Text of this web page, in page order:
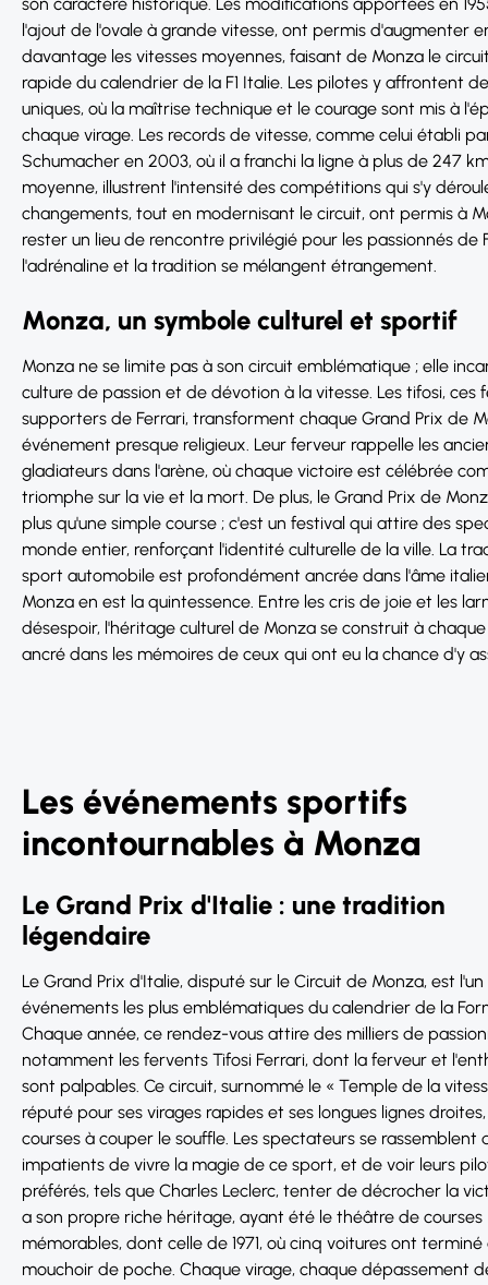
l'ajout de l'ovale à grande vitesse, ont permis d'augmenter
davantage les vitesses moyennes, faisant de Monza le
rapide du calendrier de la F1 Italie. Les pilotes y affrontent
uniques, où la maîtrise technique et le courage sont mis à
chaque virage. Les records de vitesse, comme celui établi
Schumacher en 2003, où il a franchi la ligne à plus de 247
moyenne, illustrent l'intensité des compétitions qui s'y
changements, tout en modernisant le circuit, ont permis à
rester un lieu de rencontre privilégié pour les passionnés de
l'adrénaline et la tradition se mélangent étrangement.
Monza, un symbole culturel et sportif
Monza ne se limite pas à son circuit emblématique ; elle
culture de passion et de dévotion à la vitesse. Les tifosi, ces
supporters de Ferrari, transforment chaque Grand Prix de
événement presque religieux. Leur ferveur rappelle les
gladiateurs dans l'arène, où chaque victoire est célébrée
triomphe sur la vie et la mort. De plus, le Grand Prix de
plus qu'une simple course ; c'est un festival qui attire des
monde entier, renforçant l'identité culturelle de la ville. La
sport automobile est profondément ancrée dans l'âme
Monza en est la quintessence. Entre les cris de joie et les
désespoir, l'héritage culturel de Monza se construit à
ancré dans les mémoires de ceux qui ont eu la chance d'y
Les événements sportifs
incontournables à Monza
Le Grand Prix d'Italie : une tradition
légendaire
Le Grand Prix d'Italie, disputé sur le Circuit de Monza, est
événements les plus emblématiques du calendrier de la
Chaque année, ce rendez-vous attire des milliers de
notamment les fervents Tifosi Ferrari, dont la ferveur et
sont palpables. Ce circuit, surnommé le « Temple de la
réputé pour ses virages rapides et ses longues lignes
courses à couper le souffle. Les spectateurs se rassemblent
impatients de vivre la magie de ce sport, et de voir leurs
préférés, tels que Charles Leclerc, tenter de décrocher la
a son propre riche héritage, ayant été le théâtre de courses
mémorables, dont celle de 1971, où cinq voitures ont terminé
mouchoir de poche. Chaque virage, chaque dépassement